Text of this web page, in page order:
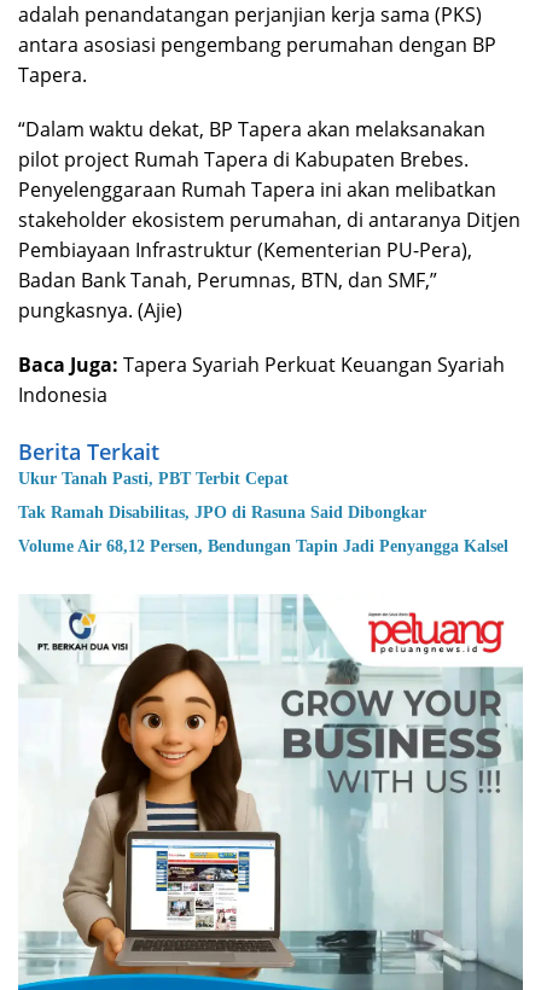
adalah penandatangan perjanjian kerja sama (PKS)
antara asosiasi pengembang perumahan dengan BP
Tapera.
“Dalam waktu dekat, BP Tapera akan melaksanakan
pilot project Rumah Tapera di Kabupaten Brebes.
Penyelenggaraan Rumah Tapera ini akan melibatkan
stakeholder ekosistem perumahan, di antaranya Ditjen
Pembiayaan Infrastruktur (Kementerian PU-Pera),
Badan Bank Tanah, Perumnas, BTN, dan SMF,”
pungkasnya. (Ajie)
Baca Juga: Tapera Syariah Perkuat Keuangan Syariah
Indonesia
Berita Terkait
Ukur Tanah Pasti, PBT Terbit Cepat
Tak Ramah Disabilitas, JPO di Rasuna Said Dibongkar
Volume Air 68,12 Persen, Bendungan Tapin Jadi Penyangga Kalsel